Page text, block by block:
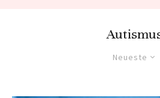
Neueste